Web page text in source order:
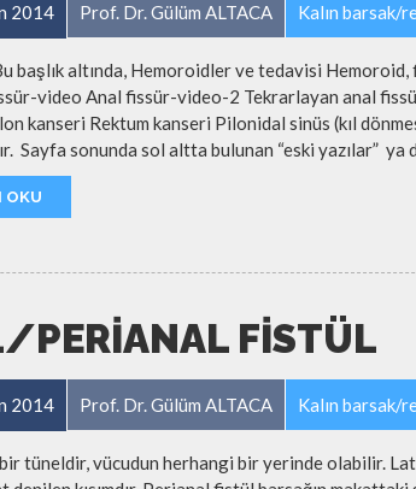
2014 Prof. Dr. Gülüm ALTACA Kalın barsak/
başlık altında, Hemoroidler ve tedavisi
video Anal fissür-video-2 Tekrarlayan anal
kanseri Rektum kanseri Pilonidal sinüs (kıl
Sayfa sonunda sol altta bulunan “eski yazılar” ya
OKU
PERIANAL FISTÜL
2014 Prof. Dr. Gülüm ALTACA Kalın barsak/
tüneldir, vücudun herhangi bir yerinde olabilir.